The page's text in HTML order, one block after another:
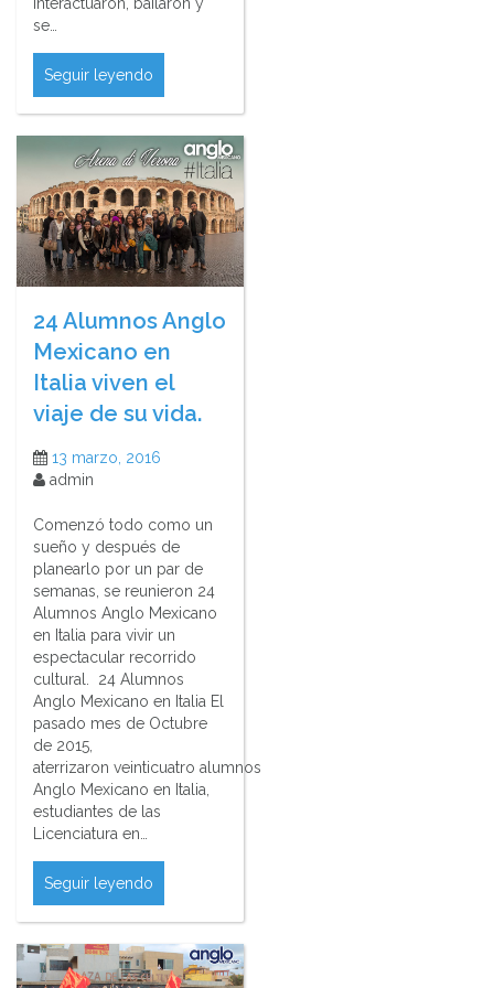
se…
Seguir leyendo
24 Alumnos Anglo
Mexicano en
Italia viven el
viaje de su vida.
13 marzo, 2016
admin
Comenzó todo como un
sueño y después de
planearlo por un par de
semanas, se reunieron 24
Alumnos Anglo Mexicano
en Italia para vivir un
espectacular recorrido
cultural. 24 Alumnos
Anglo Mexicano en Italia El
pasado mes de Octubre
de 2015,
aterrizaron veinticuatro alumnos
Anglo Mexicano en Italia,
estudiantes de las
Licenciatura en…
Seguir leyendo